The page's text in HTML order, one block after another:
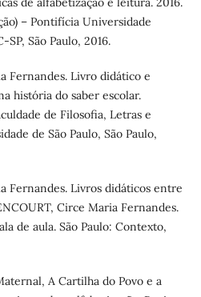
– Pontifícia Universidade
São Paulo, 2016.
Fernandes. Livro didático e
história do saber escolar.
de Filosofia, Letras e
de São Paulo, São Paulo,
Fernandes. Livros didáticos entre
Circe Maria Fernandes.
de aula. São Paulo: Contexto,
A Cartilha do Povo e a